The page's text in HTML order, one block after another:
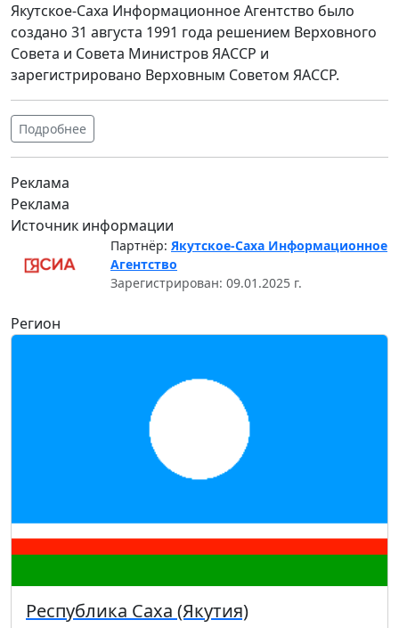
Якутское-Саха Информационное Агентство было
создано 31 августа 1991 года решением Верховного
Совета и Совета Министров ЯАССР и
зарегистрировано Верховным Советом ЯАССР.
Подробнее
Реклама
Реклама
Источник информации
Партнёр: Якутское-Саха Информационное
Агентство
Зарегистрирован: 09.01.2025 г.
Регион
Республика Саха (Якутия)